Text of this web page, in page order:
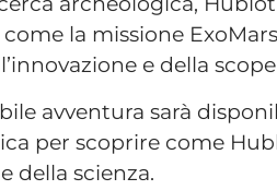
la missione
e della
avventura sarà
per scoprire come
della scienza.